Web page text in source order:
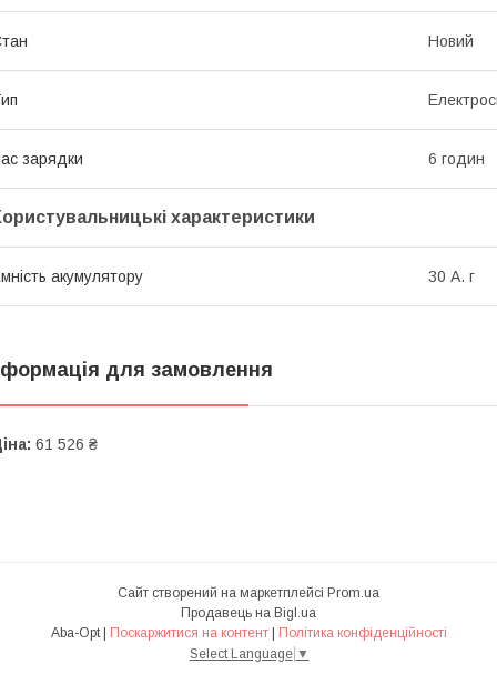
Новий
зарядки 6 годин
характеристики
акумулятору 30 А. г
для замовлення
61 526 ₴
Сайт створений на маркетплейсі Prom.ua
Продавець на Bigl.ua
Aba-Opt | Поскаржитися на контент | Політика конфіденційності
Select Language ▼